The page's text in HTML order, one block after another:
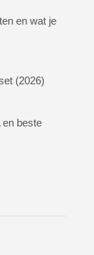
en wat je
(2026)
beste